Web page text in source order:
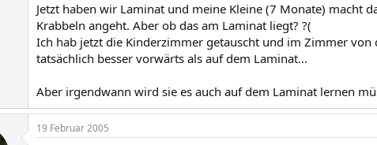
Jetzt haben wir Laminat und meine Kleine (7 Monate) macht
Krabbeln angeht. Aber ob das am Laminat liegt? ?(
Ich hab jetzt die Kinderzimmer getauscht und im Zimmer
tatsächlich besser vorwärts als auf dem Laminat...
Aber irgendwann wird sie es auch auf dem Laminat lernen
19 Februar 2005